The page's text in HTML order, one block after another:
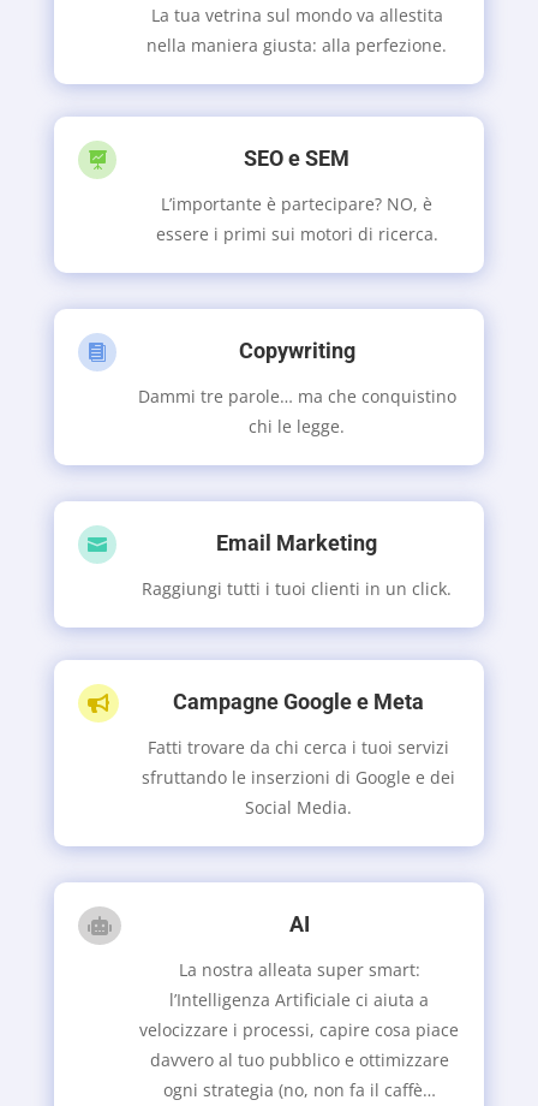
La tua vetrina sul mondo va allestita
nella maniera giusta: alla perfezione.
 SEO e SEM
L’importante è partecipare? NO, è
essere i primi sui motori di ricerca.
 Copywriting
Dammi tre parole… ma che conquistino
chi le legge.
 Email Marketing
Raggiungi tutti i tuoi clienti in un click.
 Campagne Google e Meta
Fatti trovare da chi cerca i tuoi servizi
sfruttando le inserzioni di Google e dei
Social Media.
 AI
La nostra alleata super smart:
l’Intelligenza Artificiale ci aiuta a
velocizzare i processi, capire cosa piace
davvero al tuo pubblico e ottimizzare
ogni strategia (no, non fa il caffè…